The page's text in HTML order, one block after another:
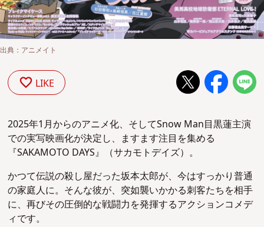
出典：アニメイト
LIKE
2025年1月からのアニメ化、そしてSnow Man目黒蓮主演
での実写映画化が決定し、ますます注目を集める
『SAKAMOTO DAYS』（サカモトデイズ）。
かつて伝説の殺し屋だった坂本太郎が、今はすっかり普通
の家庭人に。そんな彼が、突如襲いかかる刺客たちを相手
に、再びその圧倒的な戦闘力を発揮するアクションコメデ
ィです。